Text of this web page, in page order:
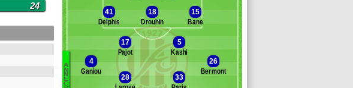
24
Banc des remplaçants Annecy
Callens
A
N
N
E
C
41
Delphis
18
Drouhin
15
Bane
17
Pajot
5
Kashi
4
Ganiou
26
Bermont
28
33